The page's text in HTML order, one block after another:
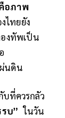
อภาพ
ไทยยัง
งทัพเป็น
นดิน
บที่ควรกลัว
บ” ในวัน